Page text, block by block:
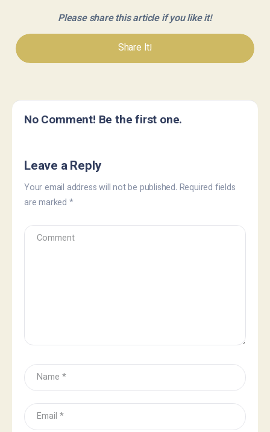
Please share this article if you like it!
Share It!
No Comment! Be the first one.
Leave a Reply
Your email address will not be published. Required fields
are marked *